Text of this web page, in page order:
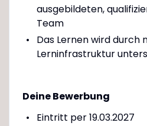
ausgebildeten,
Team
Das Lernen wird durch
Lerninfrastruktur
Deine Bewerbung
Eintritt per 19.03.2027